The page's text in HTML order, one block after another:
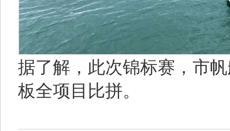
据了解，此次锦标赛，市
板全项目比拼。